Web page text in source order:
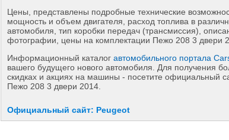
Цены, представлены подробные технические
мощность и объем двигателя, расход топлива в
автомобиля, тип коробки передач (трансмиссия),
фотографии, цены на комплектации Пежо 208 3 двери
Информационный каталог автомобильного портала
вашего будущего нового автомобиля. Для получения
скидках и акциях на машины - посетите официальный
Пежо 208 3 двери 2014.
Официальный сайт: Peugeot